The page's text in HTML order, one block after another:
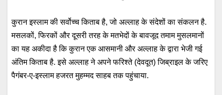
कुरान इस्लाम की सर्वोच्च किताब है, जो अल्लाह के संदेशों का संकलन है.
मसलकों, फिरकों और दूसरी तरह के मतभेदों के बावजूद तमाम मुसलमानों
का यह अकीदा है कि कुरान एक आसमानी और अल्लाह के द्वारा भेजी गई
अंतिम किताब है. इसे अल्लाह ने अपने फरिश्ते (देवदूत) जिब्राइल के जरिए
पैगंबर-ए-इस्लाम हजरत मुहम्मद साहब तक पहुंचाया.